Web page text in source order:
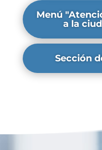
Menú
a la
Sección